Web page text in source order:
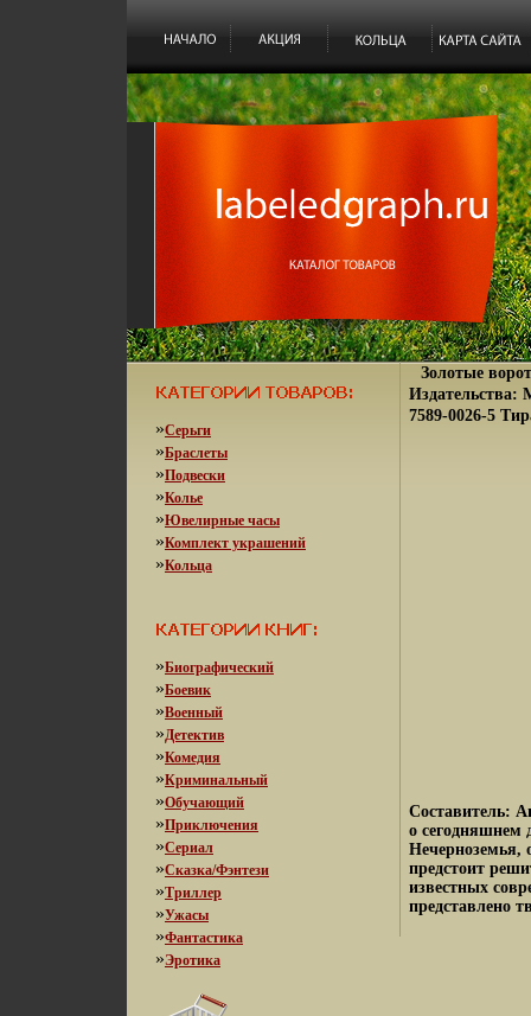
»Серьги
»Браслеты
»Подвески
»Колье
»Ювелирные часы
»Комплект украшений
»Кольца
»Биографический
»Боевик
»Военный
»Детектив
»Комедия
»Криминальный
»Обучающий
»Приключения
»Сериал
»Сказка/Фэнтези
»Триллер
»Ужасы
»Фантастика
»Эротика
Золотые
Издательства:
7589-0026-5
Составитель:
о сегодняшнем
Нечерноземья,
предстоит
известных
представлено